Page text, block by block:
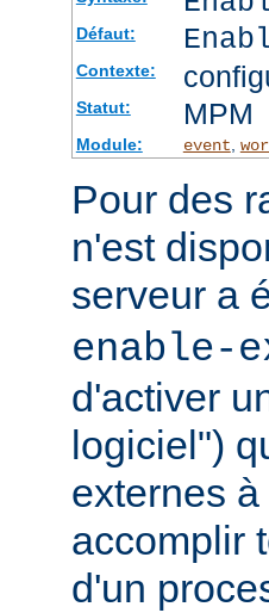
Défaut:
Contexte:
Statut: MPM
Module: event
Pour des
n'est
serveur a
enable-
d'activer
logiciel")
externes
accomplir
d'un